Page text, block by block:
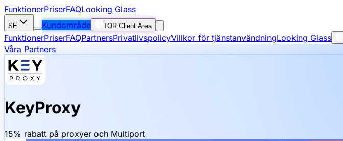
FunktionerPriserFAQLooking Glass
SE Kundområde TOR Client Area
FunktionerPriserFAQPartnersPrivatlivspolicyVillkor för tjänstanvändningLooking Glass
Våra Partners
KeyProxy
15% rabatt på proxyer och Multiport